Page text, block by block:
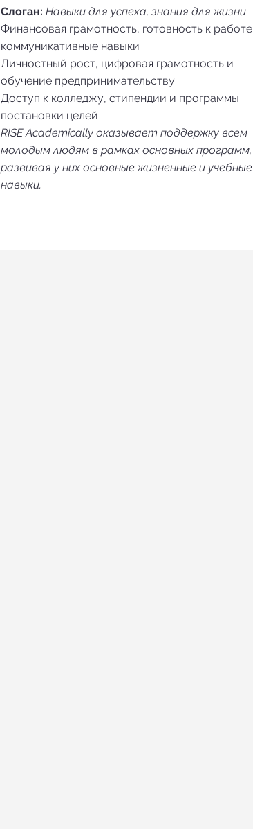
Слоган: Навыки для успеха, знания для жизни
Финансовая грамотность, готовность к
коммуникативные навыки
Личностный рост, цифровая грамотность и
обучение предпринимательству
Доступ к колледжу, стипендии и программы
постановки целей
RISE Academically оказывает поддержку всем
молодым людям в рамках основных программ,
развивая у них основные жизненные и учебные
навыки.